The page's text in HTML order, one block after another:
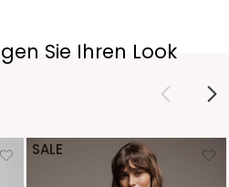
Sie Ihren Look
SALE